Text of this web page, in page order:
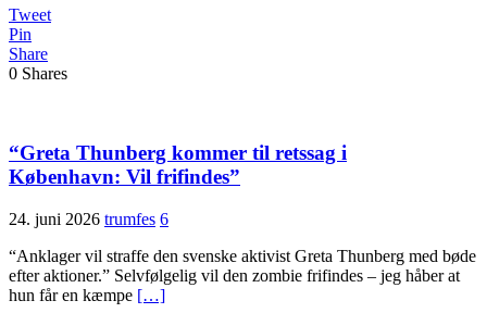
Tweet
Pin
Share
0 Shares
“Greta Thunberg kommer til retssag i
København: Vil frifindes”
24. juni 2026 trumfes 6
“Anklager vil straffe den svenske aktivist Greta Thunberg med bøde
efter aktioner.” Selvfølgelig vil den zombie frifindes – jeg håber at
hun får en kæmpe […]